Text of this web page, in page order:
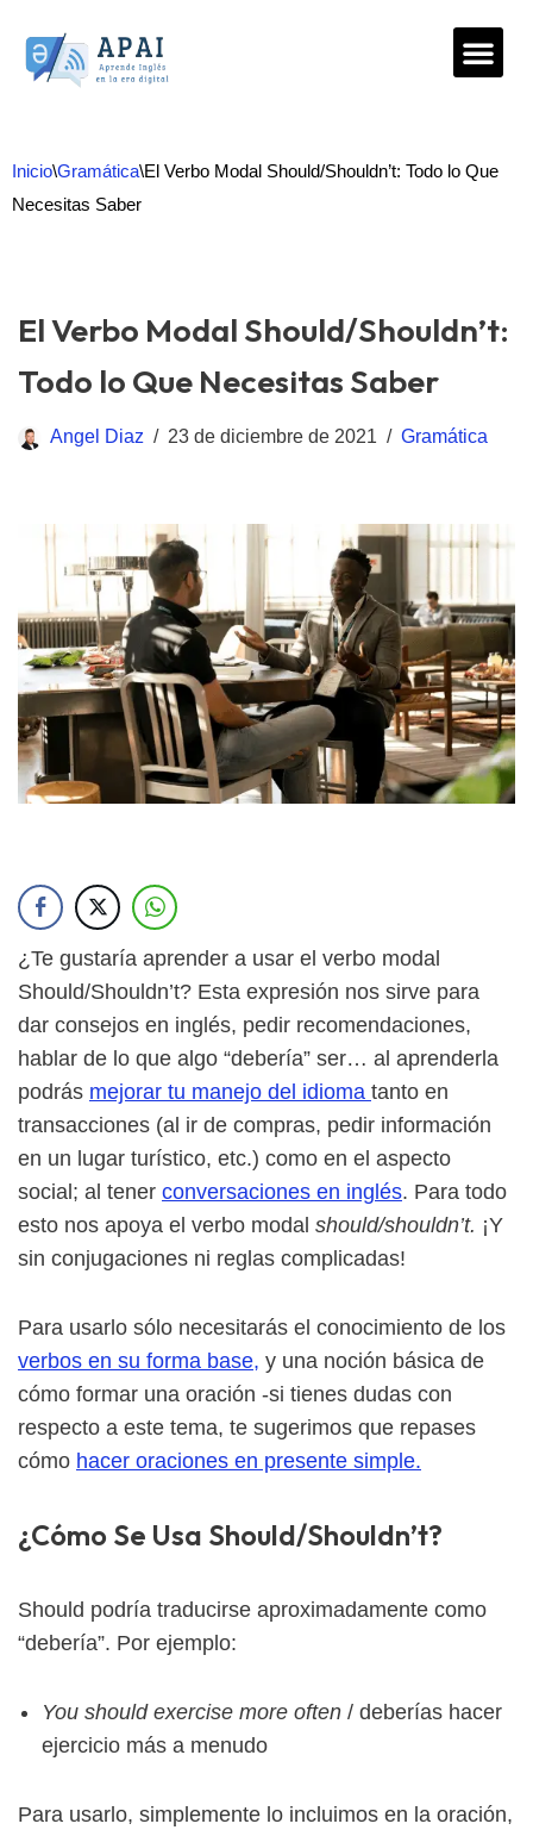
Saltar
Inicio\Gramática\El Verbo Modal Should/Shouldn’t: Todo lo Que
Necesitas Saber
El Verbo Modal Should/Shouldn’t:
Todo lo Que Necesitas Saber
Angel Diaz 23 de diciembre de 2021 Gramática
¿Te gustaría aprender a usar el verbo modal
Should/Shouldn’t? Esta expresión nos sirve para
dar consejos en inglés, pedir recomendaciones,
hablar de lo que algo “debería” ser… al aprenderla
podrás mejorar tu manejo del idioma tanto en
transacciones (al ir de compras, pedir información
en un lugar turístico, etc.) como en el aspecto
social; al tener conversaciones en inglés. Para todo
esto nos apoya el verbo modal should/shouldn’t. ¡Y
sin conjugaciones ni reglas complicadas!
Para usarlo sólo necesitarás el conocimiento de los
verbos en su forma base, y una noción básica de
cómo formar una oración -si tienes dudas con
respecto a este tema, te sugerimos que repases
cómo hacer oraciones en presente simple.
¿Cómo Se Usa Should/Shouldn’t?
Should podría traducirse aproximadamente como
“debería”. Por ejemplo:
You should exercise more often / deberías hacer
ejercicio más a menudo
Para usarlo, simplemente lo incluimos en la oración,